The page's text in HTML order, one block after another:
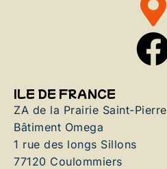
ILE DE FRANCE
ZA de la Prairie Saint-Pierre
Bâtiment Omega
1 rue des longs Sillons
77120 Coulommiers